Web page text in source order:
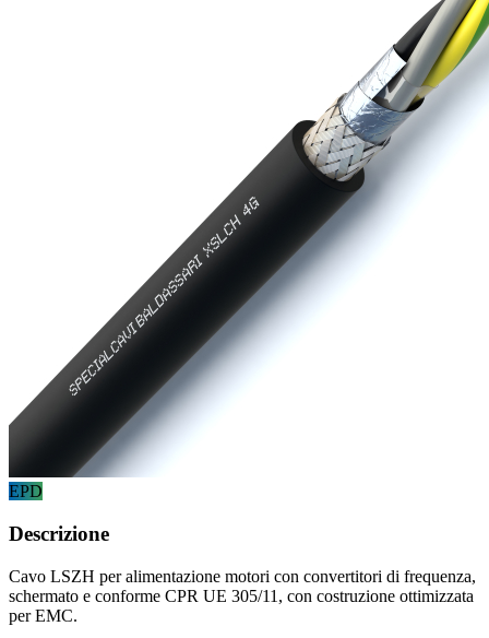
EPD
Descrizione
Cavo LSZH per alimentazione motori con convertitori di frequenza,
schermato e conforme CPR UE 305/11, con costruzione ottimizzata
per EMC.